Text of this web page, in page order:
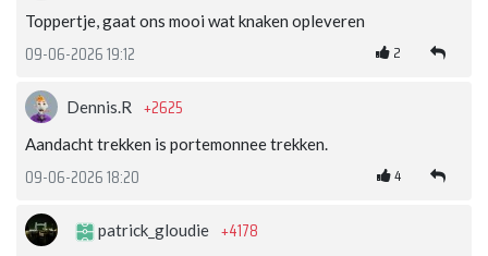
Toppertje, gaat ons mooi wat knaken opleveren
09-06-2026 19:12 2
Dennis.R +2625
Aandacht trekken is portemonnee trekken.
09-06-2026 18:20 4
patrick_gloudie +4178